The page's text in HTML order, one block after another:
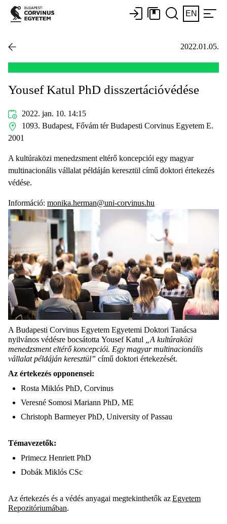
EN
2022.01.05.
Yousef Katul PhD disszertációvédése
2022. jan. 10. 14:15
1093. Budapest, Fővám tér Budapesti Corvinus Egyetem E.
2001
A kultúraközi menedzsment eltérő koncepciói egy magyar
multinacionális vállalat példáján keresztül című doktori értekezés
védése.
Információ: monika.herman@uni-corvinus.hu
A Budapesti Corvinus Egyetem Egyetemi Doktori Tanácsa
nyilvános védésre bocsátotta Yousef Katul
A kultúraközi
menedzsment eltérő koncepciói. Egy magyar multinacionális
vállalat példáján keresztül” című doktori értekezését.
Az értekezés opponensei:
Rosta Miklós PhD, Corvinus
Veresné Somosi Mariann PhD, ME
Christoph Barmeyer PhD, University of Passau
Témavezetők:
Primecz Henriett PhD
Dobák Miklós CSc
Az értekezés és a védés anyagai megtekinthetők azEgyetem
Repozitóriumában.